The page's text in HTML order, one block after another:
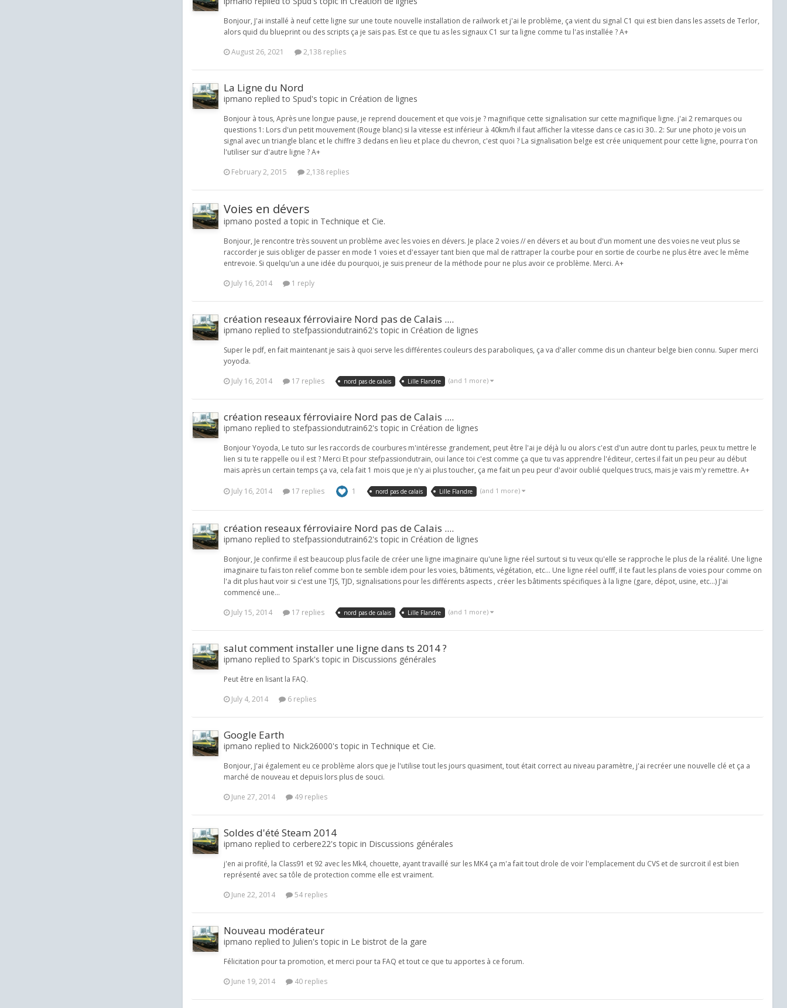
Bonjour, J'ai installé à neuf cette ligne sur une toute nouvelle installation de railwork et j'ai le problème, ça vient du signal C1 qui est bien dans les assets de Terlor,
alors quid du blueprint ou des scripts ça je sais pas. Est ce que tu as les signaux C1 sur ta ligne comme tu l'as installée ? A+
August 26, 2021
2,138 replies
La Ligne du Nord
ipmano replied to Spud's topic in Création de lignes
Bonjour à tous, Après une longue pause, je reprend doucement et que vois je ? magnifique cette signalisation sur cette magnifique ligne. j'ai 2 remarques ou
questions 1: Lors d'un petit mouvement (Rouge blanc) si la vitesse est inférieur à 40km/h il faut afficher la vitesse dans ce cas ici 30.. 2: Sur une photo je vois un
signal avec un triangle blanc et le chiffre 3 dedans en lieu et place du chevron, c'est quoi ? La signalisation belge est crée uniquement pour cette ligne, pourra t'on
l'utiliser sur d'autre ligne ? A+
February 2, 2015
2,138 replies
Voies en dévers
ipmano posted a topic in Technique et Cie.
Bonjour, Je rencontre très souvent un problème avec les voies en dévers. Je place 2 voies // en dévers et au bout d'un moment une des voies ne veut plus se
raccorder je suis obliger de passer en mode 1 voies et d'essayer tant bien que mal de rattraper la courbe pour en sortie de courbe ne plus être avec le même
entrevoie. Si quelqu'un a une idée du pourquoi, je suis preneur de la méthode pour ne plus avoir ce problème. Merci. A+
July 16, 2014
1 reply
création reseaux férroviaire Nord pas de Calais ....
ipmano replied to stefpassiondutrain62's topic in Création de lignes
Super le pdf, en fait maintenant je sais à quoi serve les différentes couleurs des paraboliques, ça va d'aller comme dis un chanteur belge bien connu. Super merci
yoyoda.
July 16, 2014
17 replies nord pas de calais Lille Flandre (and 1 more)
création reseaux férroviaire Nord pas de Calais ....
ipmano replied to stefpassiondutrain62's topic in Création de lignes
Bonjour Yoyoda, Le tuto sur les raccords de courbures m'intéresse grandement, peut être l'ai je déjà lu ou alors c'est d'un autre dont tu parles, peux tu mettre le
lien si tu te rappelle ou il est ? Merci Et pour stefpassiondutrain, oui lance toi c'est comme ça que tu vas apprendre l'éditeur, certes il fait un peu peur au début
mais après un certain temps ça va, cela fait 1 mois que je n'y ai plus toucher, ça me fait un peu peur d'avoir oublié quelques trucs, mais je vais m'y remettre. A+
July 16, 2014 17 replies 1 nord pas de calais Lille Flandre (and 1 more)
création reseaux férroviaire Nord pas de Calais ....
ipmano replied to stefpassiondutrain62's topic in Création de lignes
Bonjour, Je confirme il est beaucoup plus facile de créer une ligne imaginaire qu'une ligne réel surtout si tu veux qu'elle se rapproche le plus de la réalité. Une ligne
imaginaire tu fais ton relief comme bon te semble idem pour les voies, bâtiments, végétation, etc... Une ligne réel oufff, il te faut les plans de voies pour comme on
l'a dit plus haut voir si c'est une TJS, TJD, signalisations pour les différents aspects , créer les bâtiments spécifiques à la ligne (gare, dépot, usine, etc...) J'ai
commencé une...
July 15, 2014
17 replies nord pas de calais Lille Flandre (and 1 more)
salut comment installer une ligne dans ts 2014 ?
ipmano replied to Spark's topic in Discussions générales
Peut être en lisant la FAQ.
July 4, 2014
6 replies
Google Earth
ipmano replied to Nick26000's topic in Technique et Cie.
Bonjour, J'ai également eu ce problème alors que je l'utilise tout les jours quasiment, tout était correct au niveau paramètre, j'ai recréer une nouvelle clé et ça a
marché de nouveau et depuis lors plus de souci.
June 27, 2014
49 replies
Soldes d'été Steam 2014
ipmano replied to cerbere22's topic in Discussions générales
j'en ai profité, la Class91 et 92 avec les Mk4, chouette, ayant travaillé sur les MK4 ça m'a fait tout drole de voir l'emplacement du CVS et de surcroit il est bien
représenté avec sa tôle de protection comme elle est vraiment.
June 22, 2014
54 replies
Nouveau modérateur
ipmano replied to Julien's topic in Le bistrot de la gare
Félicitation pour ta promotion, et merci pour ta FAQ et tout ce que tu apportes à ce forum.
June 19, 2014
40 replies